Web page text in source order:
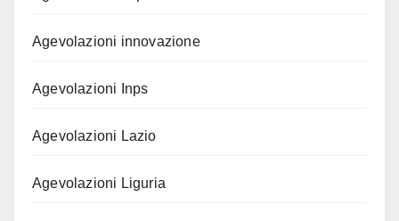
Agevolazioni innovazione
Agevolazioni Inps
Agevolazioni Lazio
Agevolazioni Liguria